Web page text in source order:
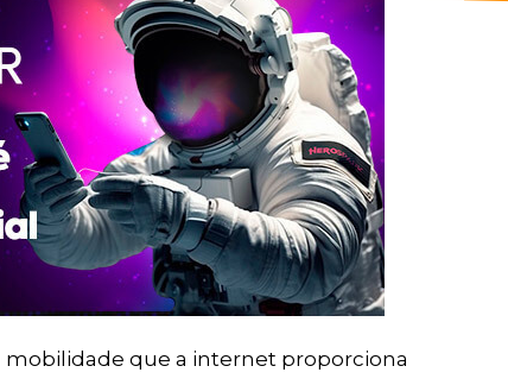
que a internet proporciona